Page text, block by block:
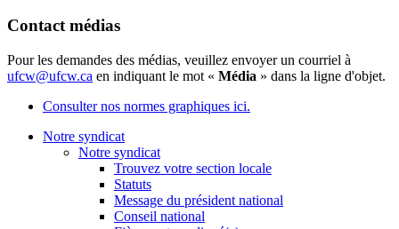
Contact médias
Pour les demandes des médias, veuillez envoyer un courriel à
ufcw@ufcw.ca en indiquant le mot « Média » dans la ligne d'objet.
Consulter nos normes graphiques ici.
Notre syndicat
Notre syndicat
Trouvez votre section locale
Statuts
Message du président national
Conseil national